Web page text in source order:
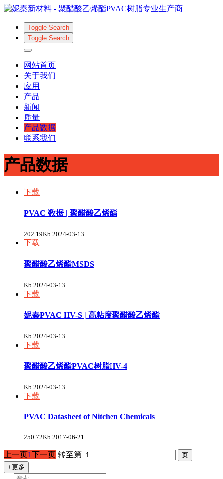
Toggle Search
Toggle Search
网站首页
关于我们
应用
产品
新闻
质量
产品数据
联系我们
产品数据
下载
PVAC 数据 | 聚醋酸乙烯酯
202.19Kb 2024-03-13
下载
聚醋酸乙烯酯MSDS
Kb 2024-03-13
下载
妮秦PVAC HV-S | 高粘度聚醋酸乙烯酯
Kb 2024-03-13
下载
聚醋酸乙烯酯PVAC树脂HV-4
Kb 2024-03-13
下载
PVAC Datasheet of Nitchen Chemicals
250.72Kb 2017-06-21
上一页1下一页 转至第
+更多